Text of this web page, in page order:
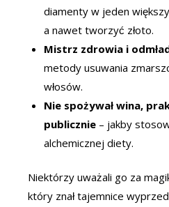
diamenty w jeden
a nawet tworzyć złoto.
Mistrz zdrowia i
metody usuwania
włosów.
Nie spożywał wina,
publicznie– jakby
alchemicznej diety.
Niektórzy uważali go za
który znał tajemnice